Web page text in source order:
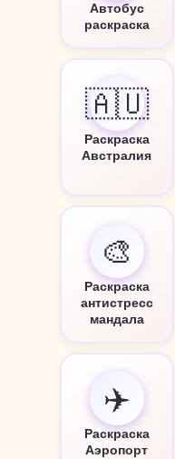
Автобус
раскраска
🇦🇺
Раскраска
Австралия
🎨
Раскраска
антистресс
мандала
✈️
Раскраска
Аэропорт